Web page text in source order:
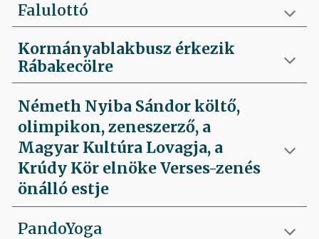
Falulottó
Kormányablakbusz érkezik
Rábakecölre
Németh Nyiba Sándor költő,
olimpikon, zeneszerző, a
Magyar Kultúra Lovagja, a
Krúdy Kör elnöke Verses-zenés
önálló estje
PandoYoga